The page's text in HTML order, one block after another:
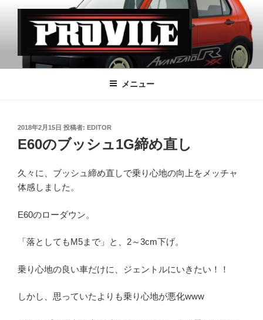
PROVILE
メニュー
投
稿
日:
2018年2月15日 投稿者: EDITOR
E60のブッシュ1G締め直し
久々に、ブッシュ締め直しで乗り心地の向上をメッチャ
体感しました。
E60のローダウン。
「落としてもM5まで」と、2～3cm下げ。
乗り心地の良い車だけに、ジェントルにいきたい！！
しかし、思っていたよりも乗り心地が悪化www